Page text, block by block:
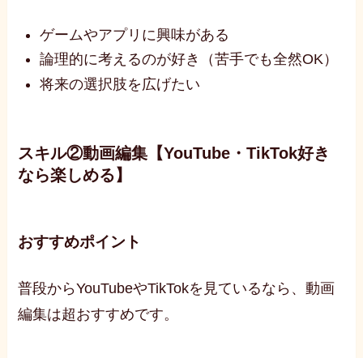
ゲームやアプリに興味がある
論理的に考えるのが好き（苦手でも全然OK）
将来の選択肢を広げたい
スキル②動画編集【YouTube・TikTok好き
なら楽しめる】
おすすめポイント
普段からYouTubeやTikTokを見ているなら、動画
編集は超おすすめです。